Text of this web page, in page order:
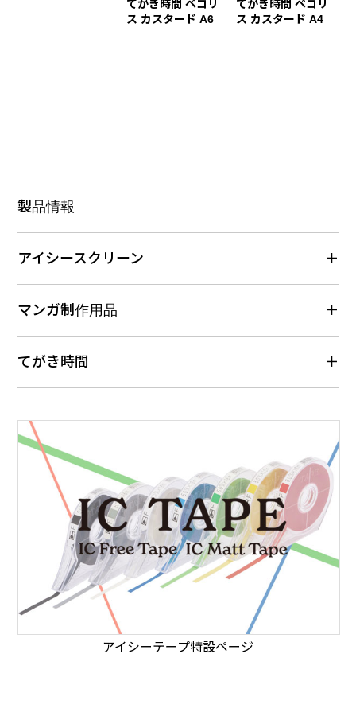
製品情報
アイシースクリーン
マンガ制作用品
てがき時間
アイシーテープ特設ページ
てがき時間 ペコリ
ス カスタード A6
てがき時間 ペコリ
ス カスタード A4